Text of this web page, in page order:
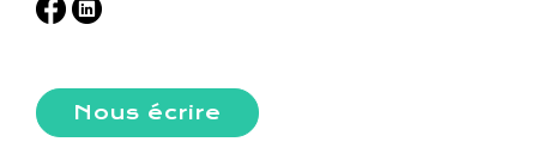
Nous écrire